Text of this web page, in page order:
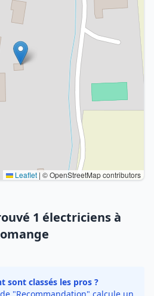
Leaflet | © OpenStreetMap contributors
1 électriciens à
sont classés les pros ?